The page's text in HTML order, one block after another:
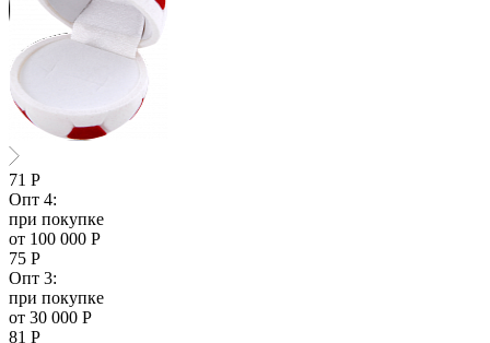
71 Р
Опт 4:
при покупке
от 100 000 Р
75 Р
Опт 3:
при покупке
от 30 000 Р
81 Р